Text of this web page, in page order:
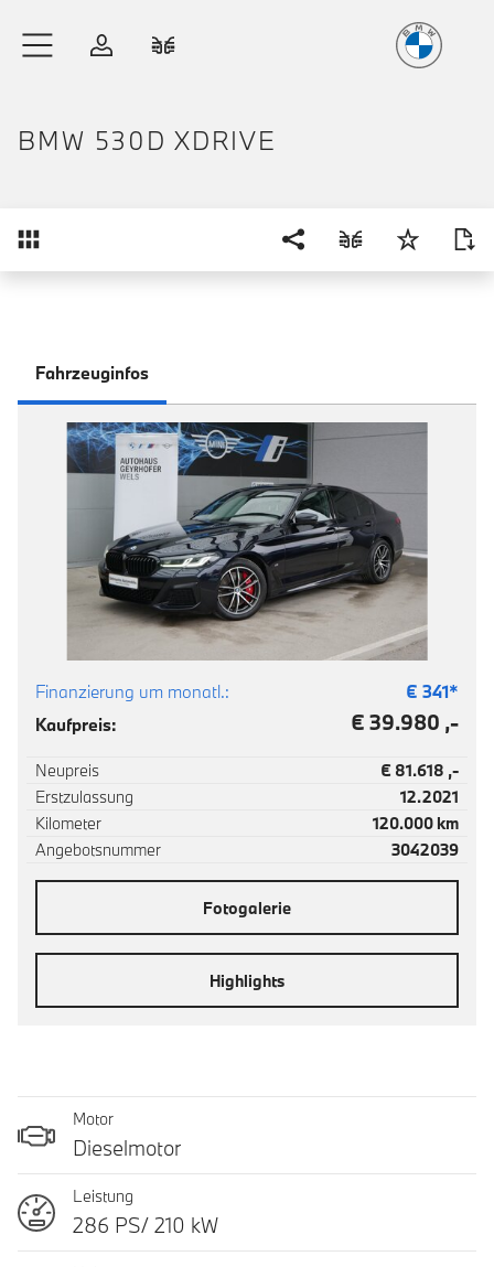
Anmelden
BMW 530D XDRIVE
Fahrzeuginfos
Finanzierung um monatl.: € 341*
Kaufpreis:
€ 39.980 ,-
Neupreis
€ 81.618 ,-
Erstzulassung
12.2021
Kilometer
120.000 km
Angebotsnummer
3042039
Fotogalerie
Highlights
Motor
Dieselmotor
Leistung
286 PS/ 210 kW